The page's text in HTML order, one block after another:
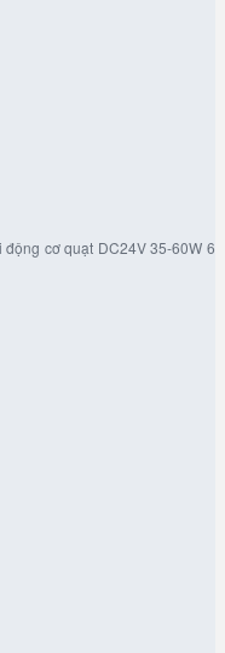
cơ quạt DC24V 35-60W 6